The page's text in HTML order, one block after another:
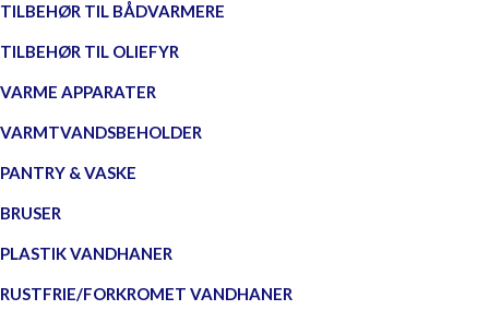
TILBEHØR TIL BÅDVARMERE
TILBEHØR TIL OLIEFYR
VARME APPARATER
VARMTVANDSBEHOLDER
PANTRY & VASKE
BRUSER
PLASTIK VANDHANER
RUSTFRIE/FORKROMET VANDHANER